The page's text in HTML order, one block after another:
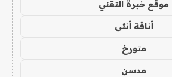
موقع خبرة التقني
أناقة أنثى
متورخ
مدسن